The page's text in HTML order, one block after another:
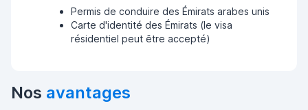
Permis de conduire des Émirats arabes unis
Carte d'identité des Émirats (le visa
résidentiel peut être accepté)
Nos avantages